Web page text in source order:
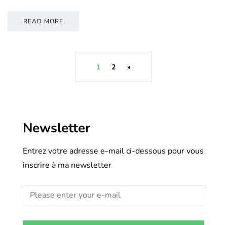
READ MORE
1 2 »
Newsletter
Entrez votre adresse e-mail ci-dessous pour vous
inscrire à ma newsletter